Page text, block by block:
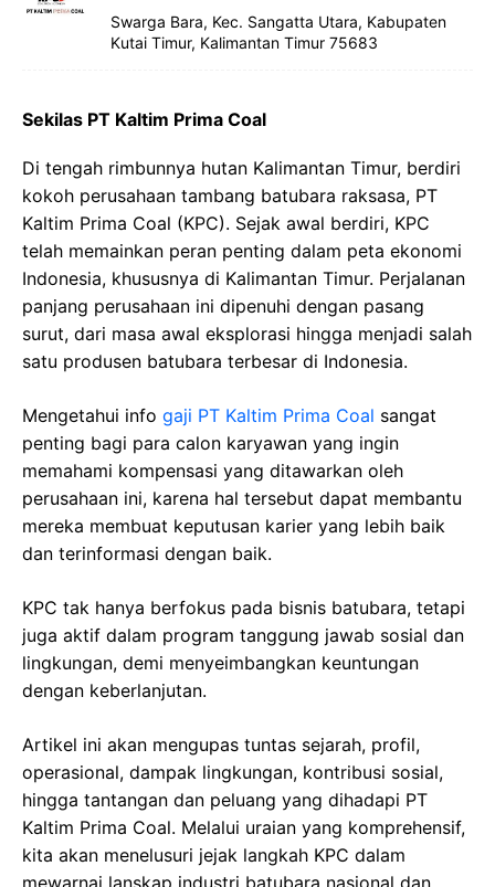
Swarga Bara, Kec. Sangatta Utara, Kabupaten
Kutai Timur, Kalimantan Timur 75683
Sekilas PT Kaltim Prima Coal
Di tengah rimbunnya hutan Kalimantan Timur, berdiri
kokoh perusahaan tambang batubara raksasa, PT
Kaltim Prima Coal (KPC). Sejak awal berdiri, KPC
telah memainkan peran penting dalam peta ekonomi
Indonesia, khususnya di Kalimantan Timur. Perjalanan
panjang perusahaan ini dipenuhi dengan pasang
surut, dari masa awal eksplorasi hingga menjadi salah
satu produsen batubara terbesar di Indonesia.
Mengetahui info gaji PT Kaltim Prima Coal sangat
penting bagi para calon karyawan yang ingin
memahami kompensasi yang ditawarkan oleh
perusahaan ini, karena hal tersebut dapat membantu
mereka membuat keputusan karier yang lebih baik
dan terinformasi dengan baik.
KPC tak hanya berfokus pada bisnis batubara, tetapi
juga aktif dalam program tanggung jawab sosial dan
lingkungan, demi menyeimbangkan keuntungan
dengan keberlanjutan.
Artikel ini akan mengupas tuntas sejarah, profil,
operasional, dampak lingkungan, kontribusi sosial,
hingga tantangan dan peluang yang dihadapi PT
Kaltim Prima Coal. Melalui uraian yang komprehensif,
kita akan menelusuri jejak langkah KPC dalam